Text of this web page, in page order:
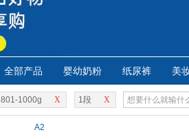
全部产品 婴幼奶粉 纸尿裤 美
X
801-1000g X
1段
A2